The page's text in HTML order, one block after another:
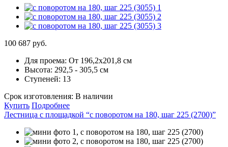
100 687 руб.
Для проема: От 196,2х201,8 см
Высота: 292,5 - 305,5 см
Ступеней: 13
Срок изготовления: В наличии
Купить Подробнее
Лестница с площадкой “с поворотом на 180, шаг 225 (2700)”